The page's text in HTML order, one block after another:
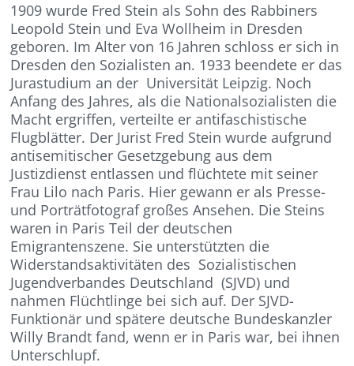
1909 wurde Fred Stein als Sohn des Rabbiners
Leopold Stein und Eva Wollheim in Dresden
geboren. Im Alter von 16 Jahren schloss er sich in
Dresden den Sozialisten an. 1933 beendete er das
Jurastudium an der Universität Leipzig. Noch
Anfang des Jahres, als die Nationalsozialisten die
Macht ergriffen, verteilte er antifaschistische
Flugblätter. Der Jurist Fred Stein wurde aufgrund
antisemitischer Gesetzgebung aus dem
Justizdienst entlassen und flüchtete mit seiner
Frau Lilo nach Paris. Hier gewann er als Presse-
und Porträtfotograf großes Ansehen. Die Steins
waren in Paris Teil der deutschen
Emigrantenszene. Sie unterstützten die
Widerstandsaktivitäten des Sozialistischen
Jugendverbandes Deutschland (SJVD) und
nahmen Flüchtlinge bei sich auf. Der SJVD-
Funktionär und spätere deutsche Bundeskanzler
Willy Brandt fand, wenn er in Paris war, bei ihnen
Unterschlupf.